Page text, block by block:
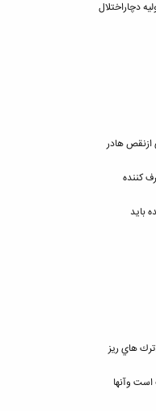
هادر
كننده
بايد
هاي ريز
وآنها